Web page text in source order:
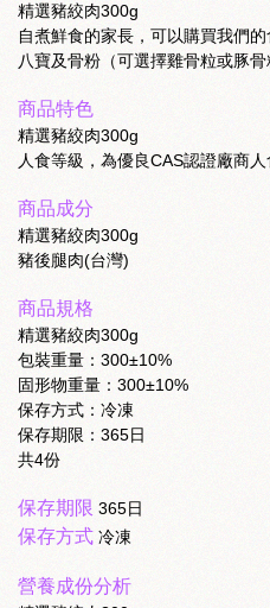
精選豬絞肉300g
自煮鮮食的家長，可以購買我們
八寶及骨粉（可選擇雞骨粒或豚骨
商品特色
精選豬絞肉300g
人食等級，為優良CAS認證廠商人
商品成分
精選豬絞肉300g
豬後腿肉(台灣)
商品規格
精選豬絞肉300g
包裝重量：300±10%
固形物重量：300±10%
保存方式：冷凍
保存期限：365日
共4份
保存期限 365日
保存方式 冷凍
營養成份分析